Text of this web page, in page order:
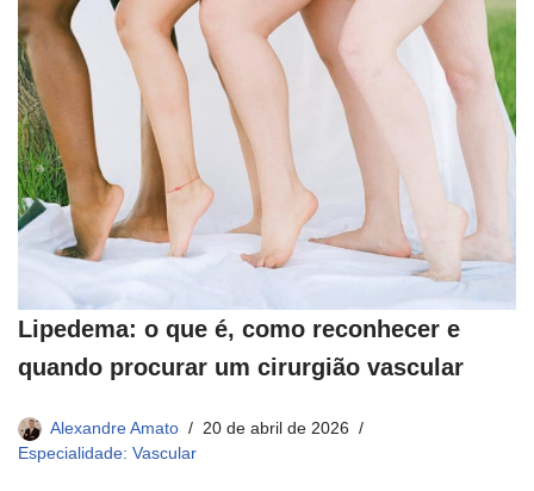
Lipedema: o que é, como reconhecer e
quando procurar um cirurgião vascular
Alexandre Amato
20 de abril de 2026
Especialidade: Vascular